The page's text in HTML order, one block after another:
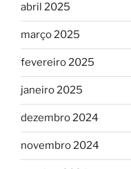
abril 2025
março 2025
fevereiro 2025
janeiro 2025
dezembro 2024
novembro 2024